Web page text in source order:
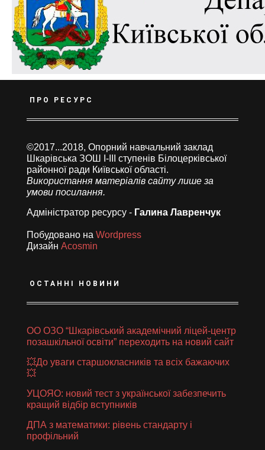
ПРО РЕСУРС
©2017...2018, Опорний навчальний заклад
Шкарівська ЗОШ І-ІІІ ступенів Білоцерківської
районної ради Київської області.
Використання матеріалів сайту лише за
умови посилання.
Адміністратор ресурсу - Галина Лавренчук
Побудовано на Wordpress
Дизайн Acosmin
ОСТАННІ НОВИНИ
ОО ОЗО “Шкарівський академічний ліцей-центр
позашкільної освіти” переходить на новий сайт
💥До уваги старшокласників та всіх бажаючих
💥
УЦОЯО: новий тест з української забезпечить
кращий відбір вступників
ДПА з математики: рівень стандарту і
профільний